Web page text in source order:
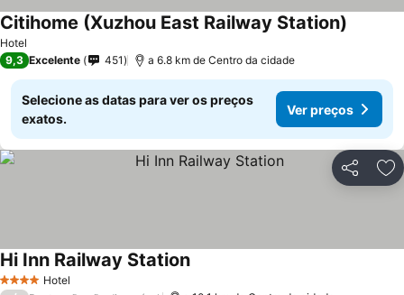
Hotel
Citihome (Xuzhou East Railway Station)
9,3 Excelente 451 a 6.8 km de Centro da cidade
Selecione as datas para ver os preços
exatos.
Ver preços
Partilhar
4 EstrelasHotel
Hi Inn Railway Station